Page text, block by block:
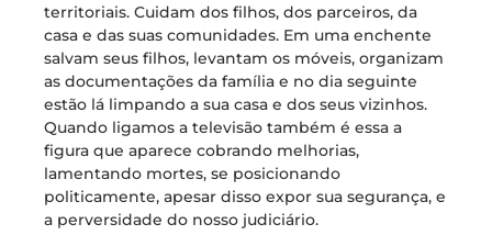
territoriais. Cuidam dos filhos, dos parceiros, da
casa e das suas comunidades. Em uma enchente
salvam seus filhos, levantam os móveis, organizam
as documentações da família e no dia seguinte
estão lá limpando a sua casa e dos seus vizinhos.
Quando ligamos a televisão também é essa a
figura que aparece cobrando melhorias,
lamentando mortes, se posicionando
politicamente, apesar disso expor sua segurança, e
a perversidade do nosso judiciário.